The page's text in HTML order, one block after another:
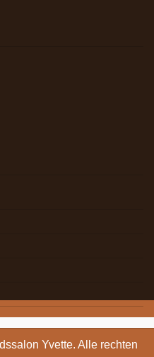
Yvette. Alle rechten